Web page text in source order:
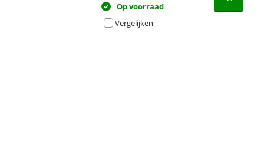
Op voorraad
Vergelijken